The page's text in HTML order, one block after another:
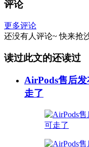
评论
更多评论
还没有人评论~ 快来抢
读过此文的还读过
AirPods售后
走了